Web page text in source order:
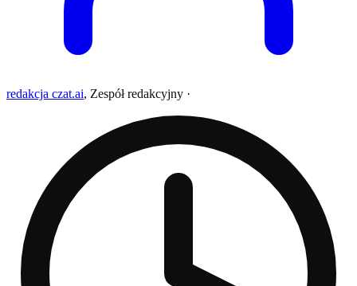
redakcja czat.ai, Zespół redakcyjny ·